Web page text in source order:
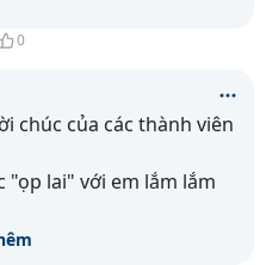
0
chúc của các thành viên
lai" với em lắm lắm